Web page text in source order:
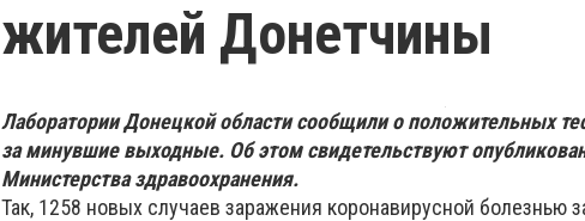
жителей Донетчины
Лаборатории Донецкой области сообщили о положительных
за минувшие выходные. Об этом свидетельствуют
Министерства здравоохранения.
Так, 1258 новых случаев заражения коронавирусной болезнью